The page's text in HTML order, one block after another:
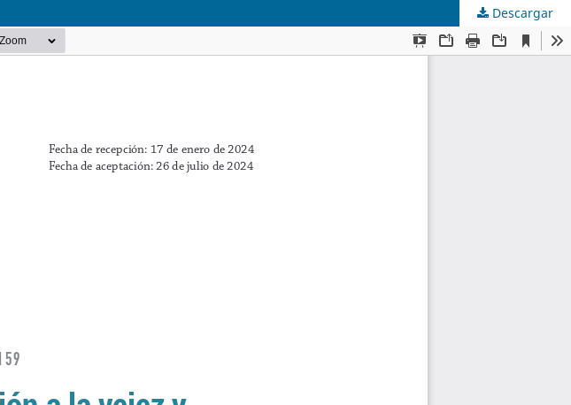
Descargar